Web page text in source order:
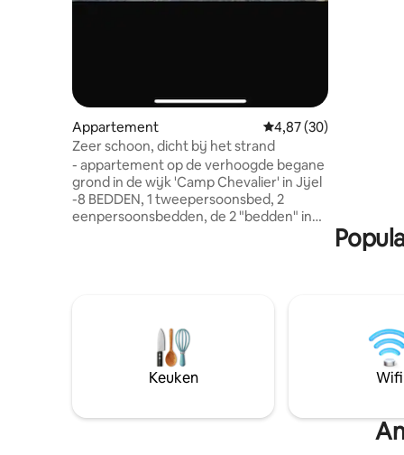
Appartement Gemiddelde
4,87 (30)
Zeer schoon, dicht bij het strand
- appartement op de verhoogde begane
grond in de wijk 'Camp Chevalier' in Jijel
-8 BEDDEN, 1 tweepersoonsbed, 2
eenpersoonsbedden, de 2 "bedden" in
koffiezetapparaat, wasmachine,
haardroger 2 airconditioners ... - HET
STRAND ligt op 5 - 10 minuten met de
Keuken Wifi